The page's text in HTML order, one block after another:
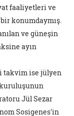
faaliyetleri ve
konumdaymış.
ve güneşin
ayın
takvim ise jülyen
Jül Sezar
Sosigenes'in